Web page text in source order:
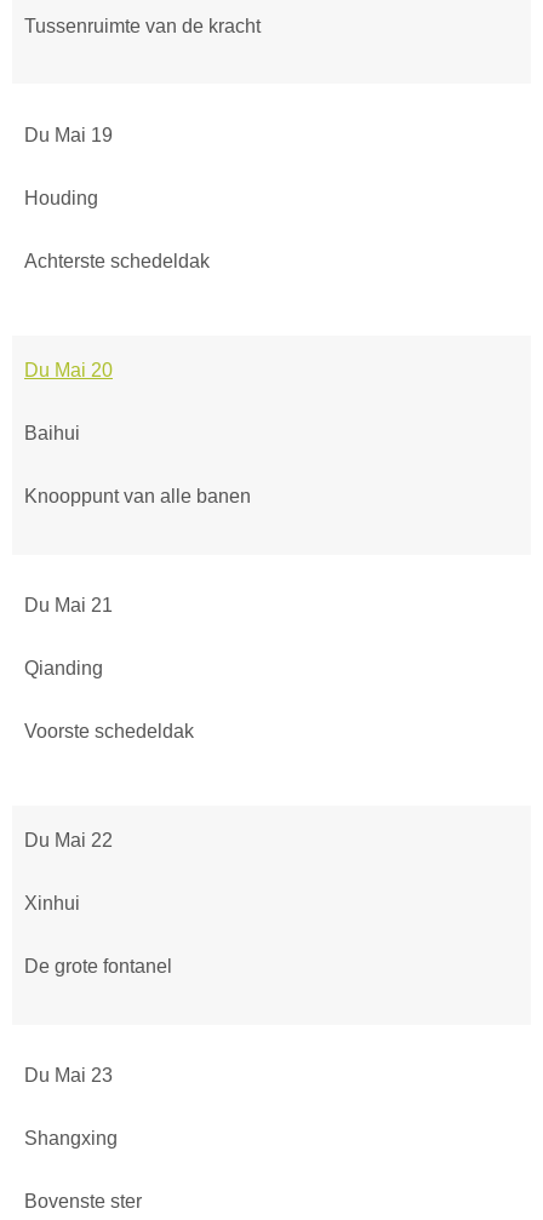
Tussenruimte van de kracht
Du Mai 19
Houding
Achterste schedeldak
Du Mai 20
Baihui
Knooppunt van alle banen
Du Mai 21
Qianding
Voorste schedeldak
Du Mai 22
Xinhui
De grote fontanel
Du Mai 23
Shangxing
Bovenste ster